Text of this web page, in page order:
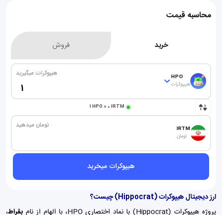
محاسبه قیمت
خرید فروش
HPO
هیپوکرات
هیپوکرات میگیرید
1 HPO = 0 IRTM
IRTM
تومان
تومان میدهید
هیپوکرات میخرید
ارز دیجیتال هیپوکرات (Hippocrat) چیست؟
پروژه هیپوکرات (Hippocrat) با نماد اختصاری HPO، با الهام از نام
بقراط،